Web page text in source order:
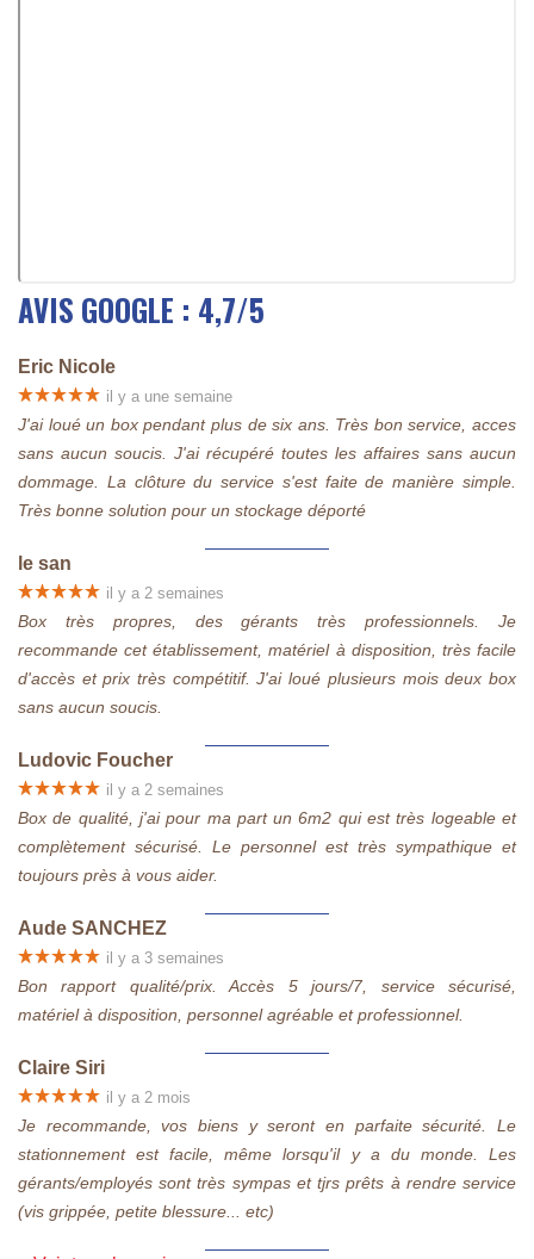
AVIS GOOGLE : 4,7/5
Eric Nicole
il y a une semaine
J'ai loué un box pendant plus de six ans. Très bon service, acces
sans aucun soucis. J'ai récupéré toutes les affaires sans aucun
dommage. La clôture du service s'est faite de manière simple.
Très bonne solution pour un stockage déporté
le san
il y a 2 semaines
Box très propres, des gérants très professionnels. Je
recommande cet établissement, matériel à disposition, très facile
d'accès et prix très compétitif. J'ai loué plusieurs mois deux box
sans aucun soucis.
Ludovic Foucher
il y a 2 semaines
Box de qualité, j'ai pour ma part un 6m2 qui est très logeable et
complètement sécurisé. Le personnel est très sympathique et
toujours près à vous aider.
Aude SANCHEZ
il y a 3 semaines
Bon rapport qualité/prix. Accès 5 jours/7, service sécurisé,
matériel à disposition, personnel agréable et professionnel.
Claire Siri
il y a 2 mois
Je recommande, vos biens y seront en parfaite sécurité. Le
stationnement est facile, même lorsqu'il y a du monde. Les
gérants/employés sont très sympas et tjrs prêts à rendre service
(vis grippée, petite blessure... etc)